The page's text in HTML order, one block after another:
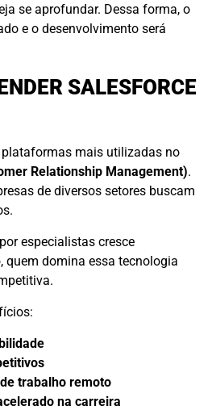
se aprofundar. Dessa forma, o
e o desenvolvimento será
SALESFORCE
plataformas mais utilizadas no
Relationship Management).
de diversos setores buscam
especialistas cresce
quem domina essa tecnologia
trabalho remoto
na carreira